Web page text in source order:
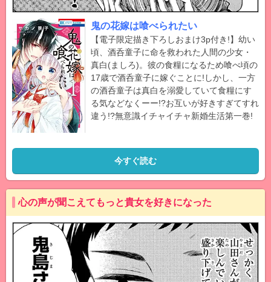
鬼の花嫁は喰べられたい
【電子限定描き下ろしおまけ3p付き!】幼い
頃、酒呑童子に命を救われた人間の少女・
真白(ましろ)。彼の食糧になるため喰べ頃の
17歳で酒呑童子に嫁ぐことに!しかし、一方
の酒呑童子は真白を溺愛していて食糧にす
る気などなくーー!?お互いが好きすぎてすれ
違う!?無意識イチャイチャ新婚生活第一巻!
今すぐ読む
心の声が聞こえてもっと貴女を好きになった